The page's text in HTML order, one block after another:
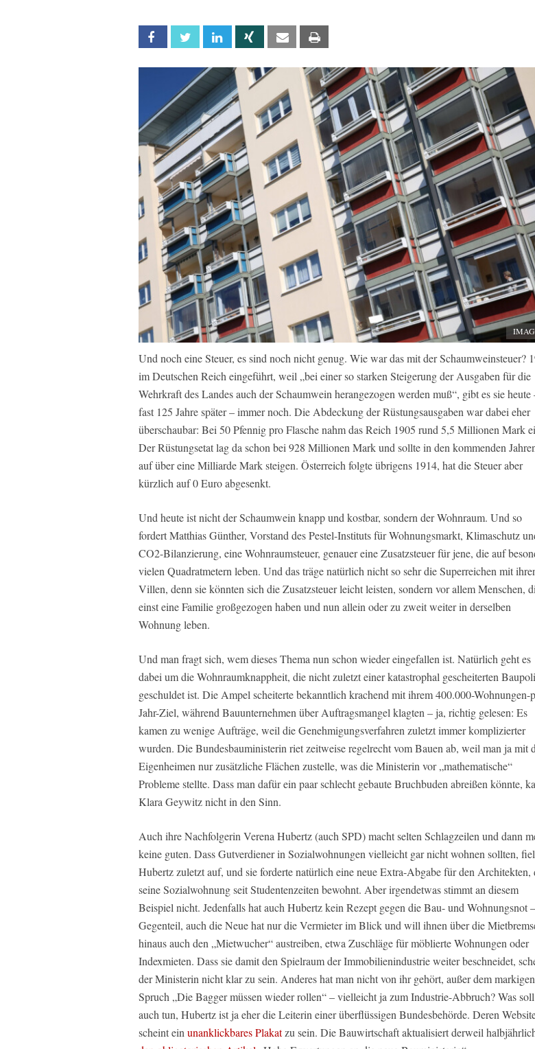
Facebook Twitter Linkedin Xing Email
Und noch eine Steuer, es sind noch nicht genug. Wie war das mit der Schaumweinsteuer?
im Deutschen Reich eingeführt, weil „bei einer so starken Steigerung der Ausgaben für die
Wehrkraft des Landes auch der Schaumwein herangezogen werden muß“, gibt es sie heute
fast 125 Jahre später – immer noch. Die Abdeckung der Rüstungsausgaben war dabei eher
überschaubar: Bei 50 Pfennig pro Flasche nahm das Reich 1905 rund 5,5 Millionen Mark
Der Rüstungsetat lag da schon bei 928 Millionen Mark und sollte in den kommenden
auf über eine Milliarde Mark steigen. Österreich folgte übrigens 1914, hat die Steuer aber
kürzlich auf 0 Euro abgesenkt.
Und heute ist nicht der Schaumwein knapp und kostbar, sondern der Wohnraum. Und so
fordert Matthias Günther, Vorstand des Pestel-Instituts für Wohnungsmarkt, Klimaschutz
CO2-Bilanzierung, eine Wohnraumsteuer, genauer eine Zusatzsteuer für jene, die auf
vielen Quadratmetern leben. Und das träge natürlich nicht so sehr die Superreichen mit
Villen, denn sie könnten sich die Zusatzsteuer leicht leisten, sondern vor allem Menschen,
einst eine Familie großgezogen haben und nun allein oder zu zweit weiter in derselben
Wohnung leben.
Und man fragt sich, wem dieses Thema nun schon wieder eingefallen ist. Natürlich geht es
dabei um die Wohnraumknappheit, die nicht zuletzt einer katastrophal gescheiterten
geschuldet ist. Die Ampel scheiterte bekanntlich krachend mit ihrem 400.000-Wohnungen-
Jahr-Ziel, während Bauunternehmen über Auftragsmangel klagten – ja, richtig gelesen: Es
kamen zu wenige Aufträge, weil die Genehmigungsverfahren zuletzt immer komplizierter
wurden. Die Bundesbauministerin riet zeitweise regelrecht vom Bauen ab, weil man ja mit
Eigenheimen nur zusätzliche Flächen zustelle, was die Ministerin vor „mathematische“
Probleme stellte. Dass man dafür ein paar schlecht gebaute Bruchbuden abreißen könnte,
Klara Geywitz nicht in den Sinn.
Auch ihre Nachfolgerin Verena Hubertz (auch SPD) macht selten Schlagzeilen und dann
keine guten. Dass Gutverdiener in Sozialwohnungen vielleicht gar nicht wohnen sollten, fiel
Hubertz zuletzt auf, und sie forderte natürlich eine neue Extra-Abgabe für den Architekten,
seine Sozialwohnung seit Studentenzeiten bewohnt. Aber irgendetwas stimmt an diesem
Beispiel nicht. Jedenfalls hat auch Hubertz kein Rezept gegen die Bau- und Wohnungsnot
Gegenteil, auch die Neue hat nur die Vermieter im Blick und will ihnen über die
hinaus auch den „Mietwucher“ austreiben, etwa Zuschläge für möblierte Wohnungen oder
Indexmieten. Dass sie damit den Spielraum der Immobilienindustrie weiter beschneidet,
der Ministerin nicht klar zu sein. Anderes hat man nicht von ihr gehört, außer dem markigen
Spruch „Die Bagger müssen wieder rollen“ – vielleicht ja zum Industrie-Abbruch? Was
auch tun, Hubertz ist ja eher die Leiterin einer überflüssigen Bundesbehörde. Deren
scheint ein unanklickbares Plakatzu sein. Die Bauwirtschaft aktualisiert derweil